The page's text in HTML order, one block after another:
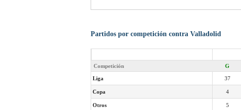
Partidos por competición contra Valladolid
Competición
G
Liga 37
Copa 4
Otros 5